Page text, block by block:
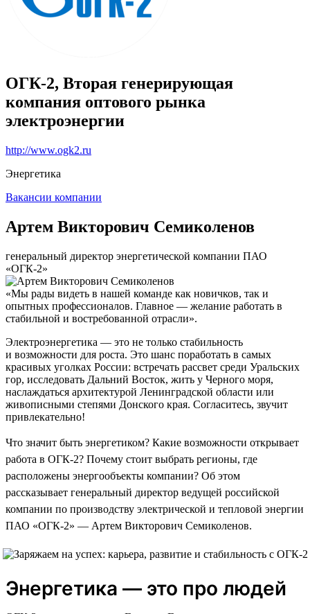
ОГК-2, Вторая генерирующая
компания оптового рынка
электроэнергии
http://www.ogk2.ru
Энергетика
Вакансии компании
Артем Викторович Семиколенов
генеральный директор энергетической компании ПАО
«ОГК-2»
«Мы рады видеть в нашей команде как новичков, так и
опытных профессионалов. Главное — желание работать в
стабильной и востребованной отрасли».
Электроэнергетика — это не только стабильность
и возможности для роста. Это шанс поработать в самых
красивых уголках России: встречать рассвет среди Уральских
гор, исследовать Дальний Восток, жить у Черного моря,
наслаждаться архитектурой Ленинградской области или
живописными степями Донского края. Согласитесь, звучит
привлекательно!
Что значит быть энергетиком? Какие возможности открывает
работа в ОГК-2? Почему стоит выбрать регионы, где
расположены энергообъекты компании? Об этом
рассказывает генеральный директор ведущей российской
компании по производству электрической и тепловой энергии
ПАО «ОГК-2» — Артем Викторович Семиколенов.
Энергетика — это про людей